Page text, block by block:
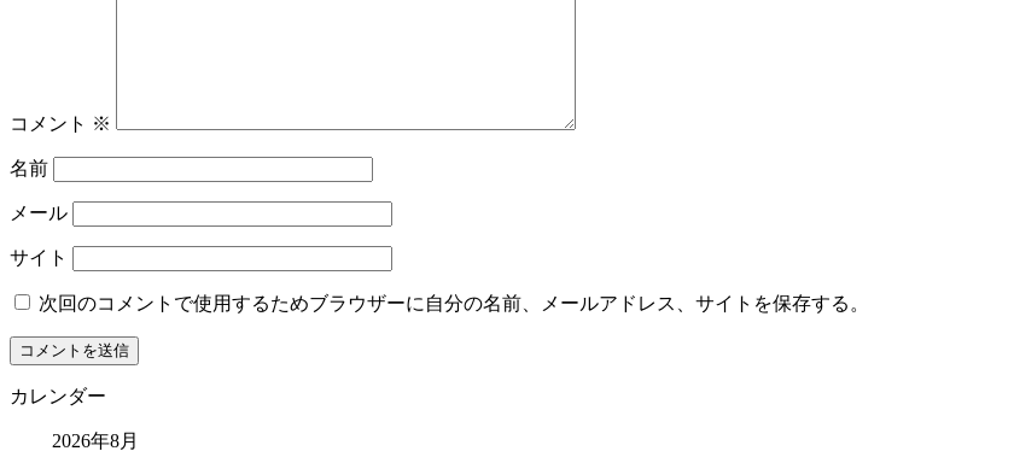
コメント ※
名前
メール
サイト
次回のコメントで使用するためブラウザーに自分の名前、メールアドレス、サイトを保存する。
カレンダー
2026年8月